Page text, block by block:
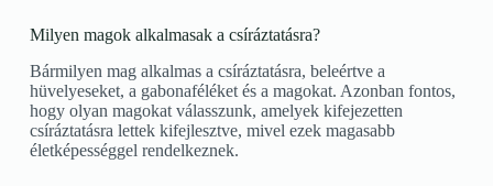
Milyen magok alkalmasak a csíráztatásra?
Bármilyen mag alkalmas a csíráztatásra, beleértve a
hüvelyeseket, a gabonaféléket és a magokat. Azonban fontos,
hogy olyan magokat válasszunk, amelyek kifejezetten
csíráztatásra lettek kifejlesztve, mivel ezek magasabb
életképességgel rendelkeznek.